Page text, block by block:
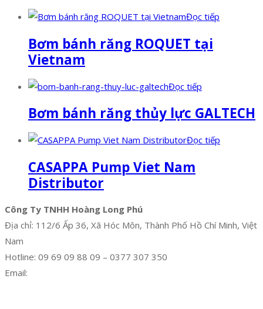
Đọc tiếp
Bơm bánh răng ROQUET tại
Vietnam
Đọc tiếp
Bơm bánh răng thủy lực GALTECH
Đọc tiếp
CASAPPA Pump Viet Nam
Distributor
Công Ty TNHH Hoàng Long Phú
Địa chỉ: 112/6 Ấp 36, Xã Hóc Môn, Thành Phố Hồ Chí Minh, Việt
Nam
Hotline: 09 69 09 88 09 – 0377 307 350
Email: